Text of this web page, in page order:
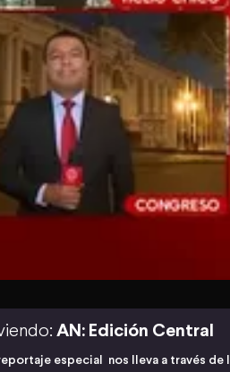
AN: Edición Central
especial nos lleva a través